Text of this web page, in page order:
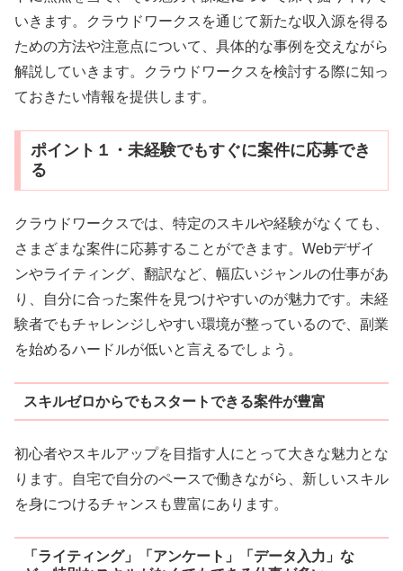
いきます。クラウドワークスを通じて新たな収入源を得る
ための方法や注意点について、具体的な事例を交えながら
解説していきます。クラウドワークスを検討する際に知っ
ておきたい情報を提供します。
ポイント１・未経験でもすぐに案件に応募でき
る
クラウドワークスでは、特定のスキルや経験がなくても、
さまざまな案件に応募することができます。Webデザイ
ンやライティング、翻訳など、幅広いジャンルの仕事があ
り、自分に合った案件を見つけやすいのが魅力です。未経
験者でもチャレンジしやすい環境が整っているので、副業
を始めるハードルが低いと言えるでしょう。
スキルゼロからでもスタートできる案件が豊富
初心者やスキルアップを目指す人にとって大きな魅力とな
ります。自宅で自分のペースで働きながら、新しいスキル
を身につけるチャンスも豊富にあります。
「ライティング」「アンケート」「データ入力」な